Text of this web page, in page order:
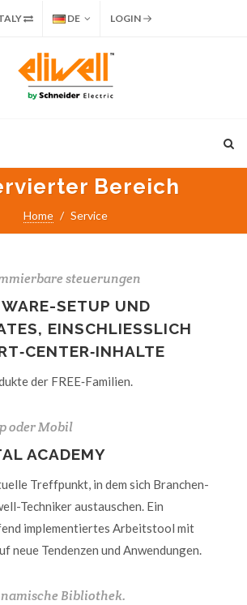
DE LOGIN
Bereich
Home Service
steuerungen
SETUP UND
EINSCHLIESSLICH
der FREE‑Familien.
oder Mobil
ACADEMY
Treffpunkt, in dem sich Branchen-
Techniker austauschen. Ein
implementiertes Arbeitstool mit
neue Tendenzen und Anwendungen.
Bibliothek.